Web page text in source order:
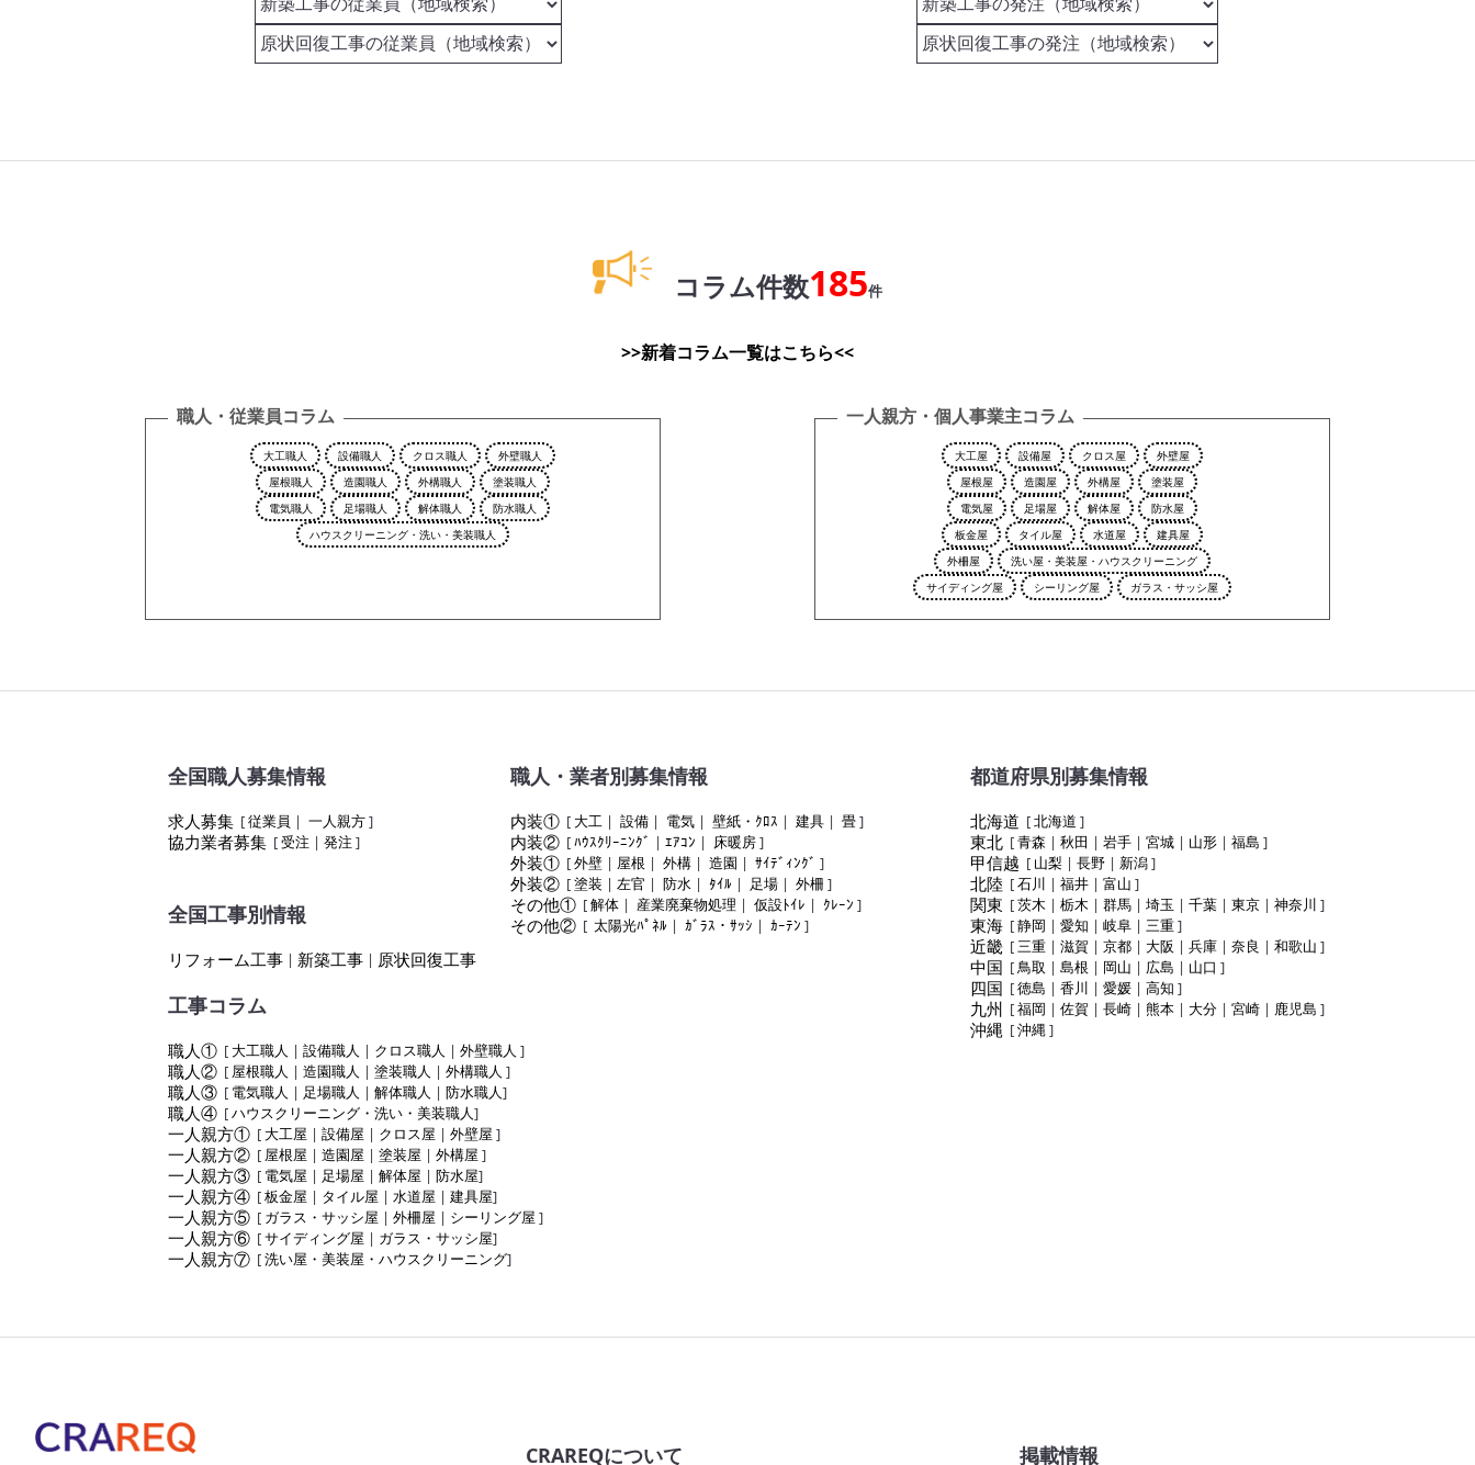
コラム件数185件
>>新着コラム一覧はこちら<<
職人・従業員コラム
大工職人 設備職人 クロス職人
外壁職人
屋根職人
造園職人 外構職人
塗装職人
電気職人
足場職人 解体職人
防水職人
ハウスクリーニング・洗い・美装職人
一人親方・個人事業主コラム
大工屋 設備屋 クロス屋
外壁屋
屋根屋
造園屋 外構屋
塗装屋
電気屋
足場屋 解体屋
防水屋
板金屋
タイル屋 水道屋
建具屋
外柵屋
洗い屋・美装屋・ハウスクリーニング
サイディング屋
シーリング屋 ガラス・サッシ屋
全国職人募集情報
求人募集 [従業員 | 一人親方]
協力業者募集 [受注 | 発注 ]
全国工事別情報
リフォーム工事 | 新築工事 | 原状回復工事
工事コラム
職人① [ 大工職人 | 設備職人 | クロス職人 | 外壁職人 ]
職人② [ 屋根職人 | 造園職人 | 塗装職人 | 外構職人 ]
職人③ [ 電気職人 | 足場職人 | 解体職人 | 防水職人]
職人④ [ハウスクリーニング・洗い・美装職人]
一人親方① [ 大工屋 | 設備屋 | クロス屋 | 外壁屋 ]
一人親方② [ 屋根屋 | 造園屋 | 塗装屋 | 外構屋 ]
一人親方③ [ 電気屋 | 足場屋 | 解体屋 | 防水屋]
一人親方④ [板金屋 | タイル屋 | 水道屋 | 建具屋]
一人親方⑤ [ ガラス・サッシ屋 | 外柵屋 | シーリング屋 ]
一人親方⑥ [サイディング屋 | ガラス・サッシ屋]
一人親方⑦ [洗い屋・美装屋・ハウスクリーニング]
職人・業者別募集情報
内装① [ 大工 | 設備 | 電気 | 壁紙・ｸﾛｽ | 建具 | 畳]
内装② [ﾊｳｽｸﾘｰﾆﾝｸﾞ | ｴｱｺﾝ | 床暖房]
外装① [外壁 | 屋根 | 外構 | 造園 | ｻｲﾃﾞｨﾝｸﾞ ]
外装② [塗装 | 左官 | 防水 | ﾀｲﾙ | 足場 | 外柵 ]
その他① [解体 | 産業廃棄物処理 | 仮設ﾄｲﾚ | ｸﾚｰﾝ ]
その他② [ 太陽光ﾊﾟﾈﾙ | ｶﾞﾗｽ・ｻｯｼ | ｶｰﾃﾝ ]
都道府県別募集情報
北海道 [北海道 ]
東北 [青森 | 秋田 | 岩手 | 宮城 | 山形 | 福島 ]
甲信越 [ 山梨 | 長野 | 新潟]
北陸 [石川 | 福井 | 富山 ]
関東 [茨木 | 栃木 | 群馬 | 埼玉 | 千葉 | 東京 | 神奈川 ]
東海 [静岡 | 愛知 | 岐阜 | 三重]
近畿 [三重 | 滋賀 | 京都 | 大阪 | 兵庫 | 奈良 | 和歌山 ]
中国 [鳥取 | 島根 | 岡山 | 広島 | 山口 ]
四国 [徳島 | 香川 | 愛媛 | 高知 ]
九州 [福岡 | 佐賀 | 長崎 | 熊本 | 大分 | 宮崎 | 鹿児島 ]
沖縄 [沖縄]
CRAREQについて 掲載情報